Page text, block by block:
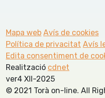
Mapa web Avís de cookies
Política de privacitat Avís
Edita consentiment de
Realització cdnet
ver4 XII-2025
© 2021 Torà on-line. All